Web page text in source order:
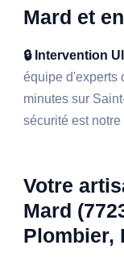
Mard et
🔒 Intervention
équipe d'experts
minutes sur
sécurité est
Votre
Mard
Plombier,